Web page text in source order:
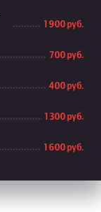
1 900 руб.
700 руб.
400 руб.
1 300 руб.
1 600 руб.